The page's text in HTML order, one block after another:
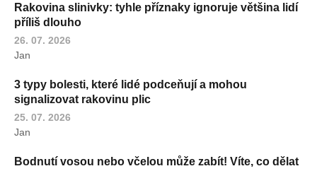
Rakovina slinivky: tyhle příznaky ignoruje většina lidí
příliš dlouho
26. 07. 2026
Jan
3 typy bolesti, které lidé podceňují a mohou
signalizovat rakovinu plic
25. 07. 2026
Jan
Bodnutí vosou nebo včelou může zabít! Víte, co dělat